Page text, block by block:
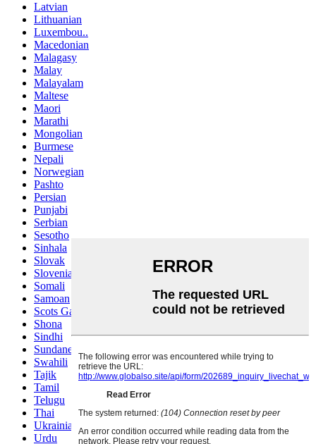
Latvian
Lithuanian
Luxembou..
Macedonian
Malagasy
Malay
Malayalam
Maltese
Maori
Marathi
Mongolian
Burmese
Nepali
Norwegian
Pashto
Persian
Punjabi
Serbian
Sesotho
Sinhala
Slovak
Slovenian
Somali
Samoan
Scots Gaelic
Shona
Sindhi
Sundanese
Swahili
Tajik
Tamil
Telugu
Thai
Ukrainian
Urdu